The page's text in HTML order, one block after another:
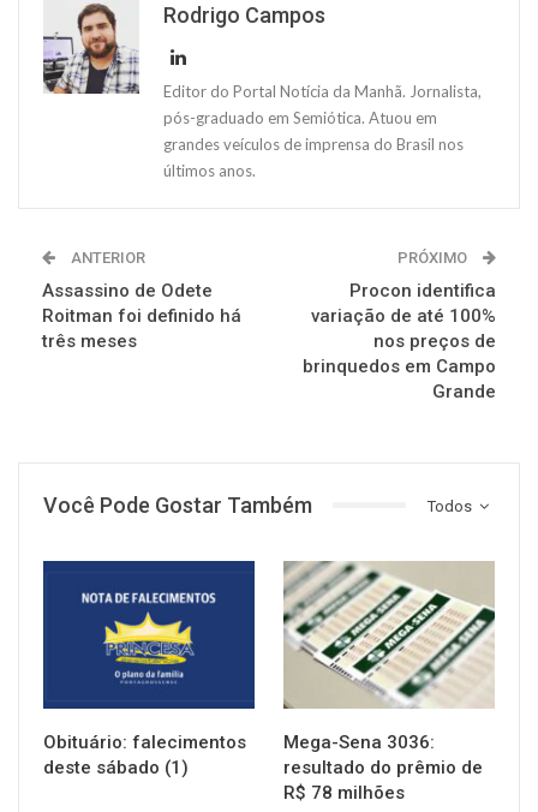
Rodrigo Campos
Editor do Portal Notícia da Manhã. Jornalista,
pós-graduado em Semiótica. Atuou em
grandes veículos de imprensa do Brasil nos
últimos anos.
ANTERIOR
Assassino de Odete
Roitman foi definido há
três meses
PRÓXIMO
Procon identifica
variação de até 100%
nos preços de
brinquedos em Campo
Grande
Todos
Você Pode Gostar Também
Obituário: falecimentos
deste sábado (1)
NOTÍCIAS
Mega-Sena 3036:
resultado do prêmio de
R$ 78 milhões